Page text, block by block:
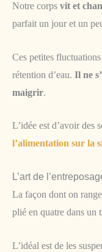
Notre corps vit et
parfait un jour et un
Ces petites
rétention d’eau. Il ne
maigrir.
L’idée est d’avoir des
l’alimentation sur la
L’art de
La façon dont on
plié en quatre dans un
L’idéal est de les